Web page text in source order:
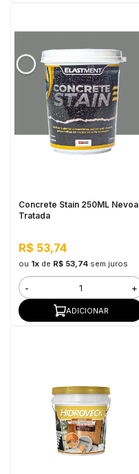
Concrete Stain 250ML Nevoa
Tratada
R$ 53,74
ou 1xde R$ 53,74 sem juros
- +
ADICIONAR